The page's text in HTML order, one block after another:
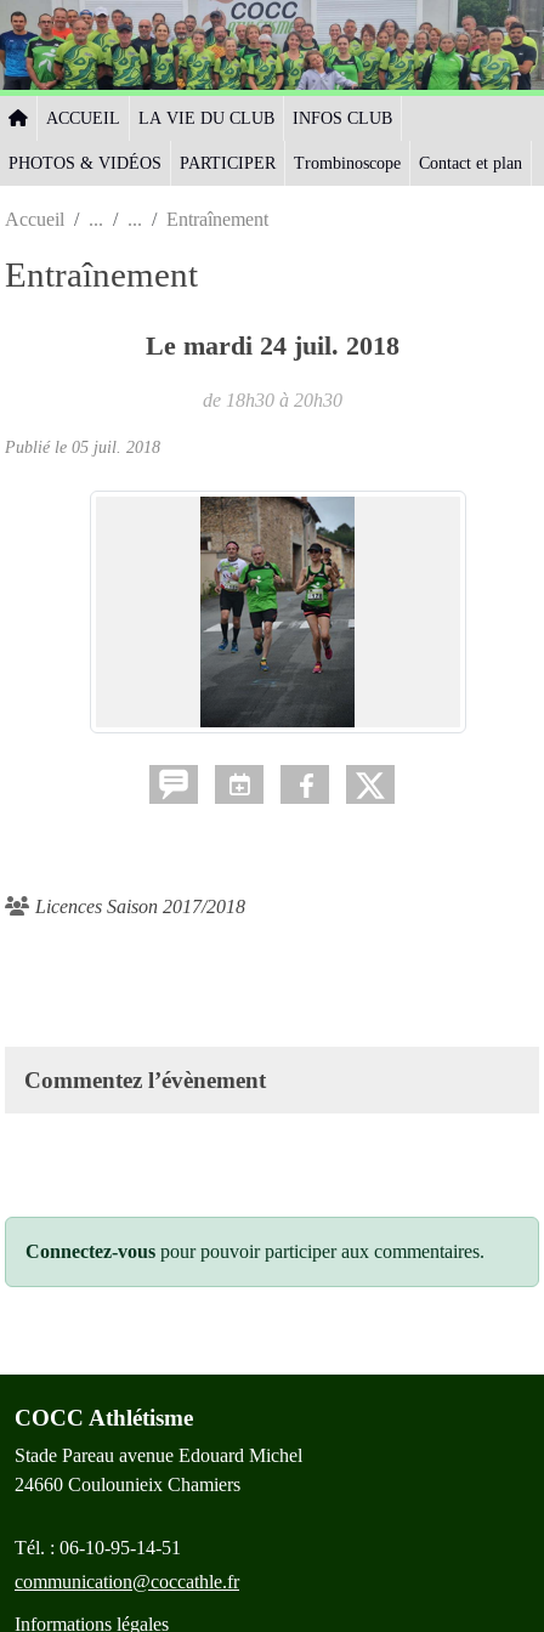
ACCUEIL LA VIE DU CLUB INFOS CLUB
PHOTOS & VIDÉOS PARTICIPER Trombinoscope Contact et plan
Accueil Entraînement
Entraînement
Le mardi 24 juil. 2018
de 18h30 à 20h30
Publié le 05 juil. 2018
Licences Saison 2017/2018
Commentez l’évènement
Connectez-vous pour pouvoir participer aux commentaires.
COCC Athlétisme
Stade Pareau avenue Edouard Michel
24660 Coulounieix Chamiers
Tél. : 06-10-95-14-51
communication@coccathle.fr
Informations légales
Panneau de gestion des cookies